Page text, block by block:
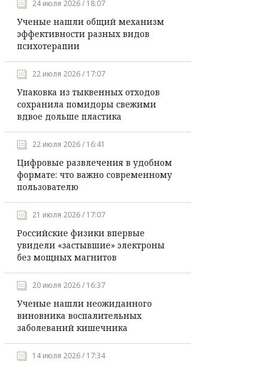
24 июля 2026 / 18:07
Ученые нашли общий механизм
эффективности разных видов
психотерапии
22 июля 2026 / 17:07
Упаковка из тыквенных отходов
сохранила помидоры свежими
вдвое дольше пластика
22 июля 2026 / 16:41
Цифровые развлечения в удобном
формате: что важно современному
пользователю
21 июля 2026 / 17:07
Российские физики впервые
увидели «застывшие» электроны
без мощных магнитов
20 июля 2026 / 16:37
Ученые нашли неожиданного
виновника воспалительных
заболеваний кишечника
14 июля 2026 / 17:34